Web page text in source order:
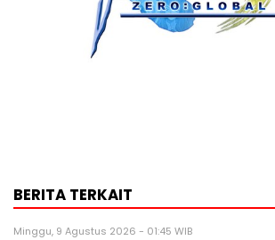
BERITA TERKAIT
Minggu, 9 Agustus 2026 - 01:45 WIB